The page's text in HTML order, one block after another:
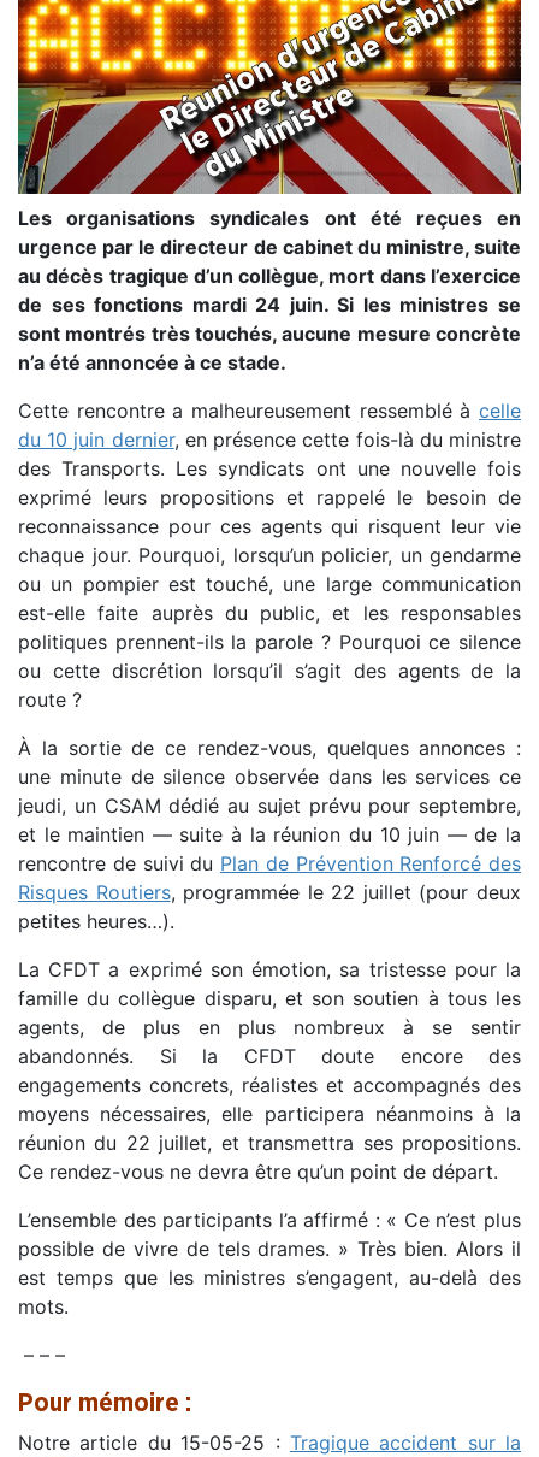
Les organisations syndicales ont été reçues en
urgence par le directeur de cabinet du ministre, suite
au décès tragique d’un collègue, mort dans l’exercice
de ses fonctions mardi 24 juin. Si les ministres se
sont montrés très touchés, aucune mesure concrète
n’a été annoncée à ce stade.
Cette rencontre a malheureusement ressemblé à celle
du 10 juin dernier, en présence cette fois-là du ministre
des Transports. Les syndicats ont une nouvelle fois
exprimé leurs propositions et rappelé le besoin de
reconnaissance pour ces agents qui risquent leur vie
chaque jour. Pourquoi, lorsqu’un policier, un gendarme
ou un pompier est touché, une large communication
est-elle faite auprès du public, et les responsables
politiques prennent-ils la parole ? Pourquoi ce silence
ou cette discrétion lorsqu’il s’agit des agents de la
route ?
À la sortie de ce rendez-vous, quelques annonces :
une minute de silence observée dans les services ce
jeudi, un CSAM dédié au sujet prévu pour septembre,
et le maintien — suite à la réunion du 10 juin — de la
rencontre de suivi du Plan de Prévention Renforcé des
Risques Routiers, programmée le 22 juillet (pour deux
petites heures…).
La CFDT a exprimé son émotion, sa tristesse pour la
famille du collègue disparu, et son soutien à tous les
agents, de plus en plus nombreux à se sentir
abandonnés. Si la CFDT doute encore des
engagements concrets, réalistes et accompagnés des
moyens nécessaires, elle participera néanmoins à la
réunion du 22 juillet, et transmettra ses propositions.
Ce rendez-vous ne devra être qu’un point de départ.
L’ensemble des participants l’a affirmé : « Ce n’est plus
possible de vivre de tels drames. » Très bien. Alors il
est temps que les ministres s’engagent, au-delà des
mots.
– – –
Pour mémoire :
Notre article du 15-05-25 : Tragique accident sur la